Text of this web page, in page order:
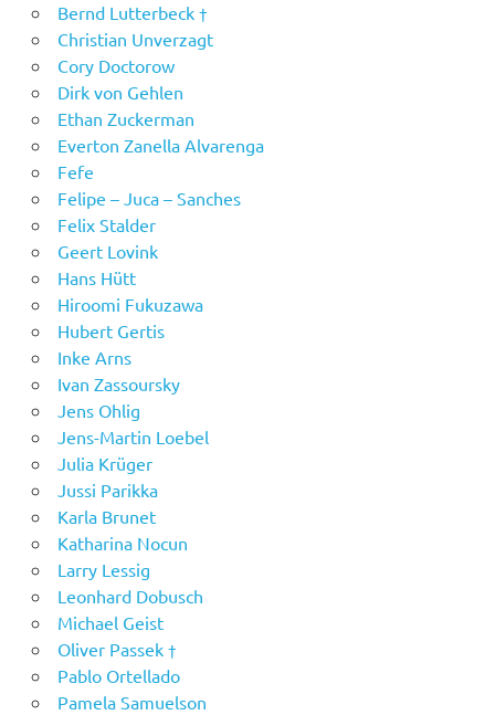
Bernd Lutterbeck †
Christian Unverzagt
Cory Doctorow
Dirk von Gehlen
Ethan Zuckerman
Everton Zanella Alvarenga
Fefe
Felipe – Juca – Sanches
Felix Stalder
Geert Lovink
Hans Hütt
Hiroomi Fukuzawa
Hubert Gertis
Inke Arns
Ivan Zassoursky
Jens Ohlig
Jens-Martin Loebel
Julia Krüger
Jussi Parikka
Karla Brunet
Katharina Nocun
Larry Lessig
Leonhard Dobusch
Michael Geist
Oliver Passek †
Pablo Ortellado
Pamela Samuelson